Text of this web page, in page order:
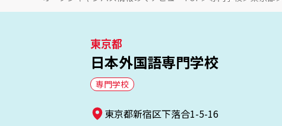
東京都
日本外国語専門学校
専門学校
東京都新宿区下落合1-5-16